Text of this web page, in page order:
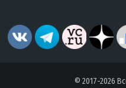
© 2017-2026